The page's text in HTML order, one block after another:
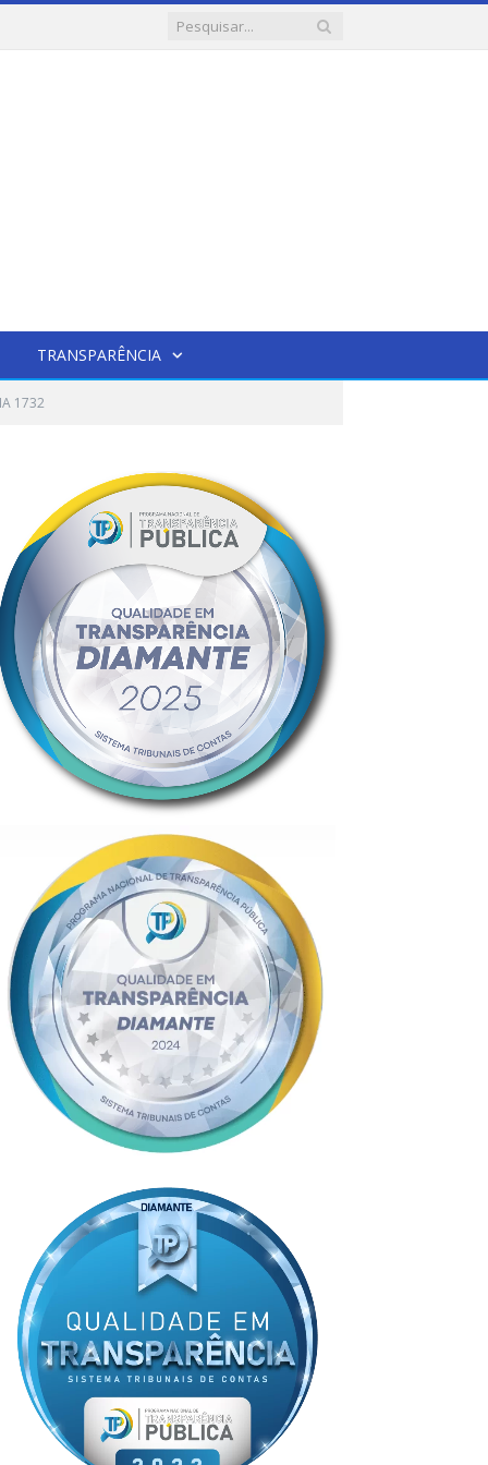
TRANSPARÊNCIA
1732